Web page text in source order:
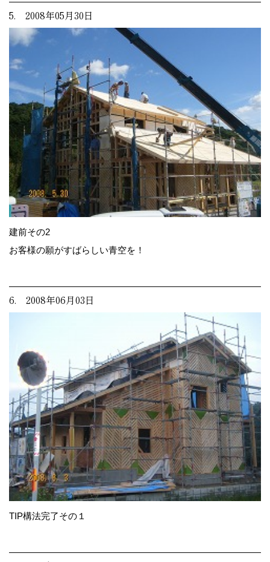
5. 2008年05月30日
建前その2
お客様の願がすばらしい青空を！
6. 2008年06月03日
TIP構法完了その１